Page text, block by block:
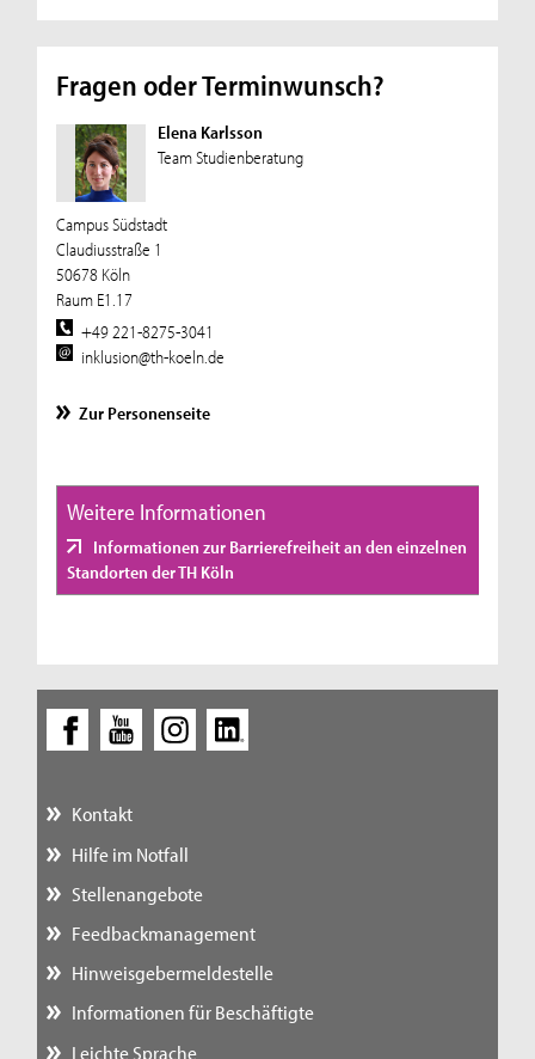
Fragen oder Terminwunsch?
Elena Karlsson
Team Studienberatung
Campus Südstadt
Claudiusstraße 1
50678 Köln
Raum E1.17
+49 221-8275-3041
inklusion@th-koeln.de
Zur Personenseite
Weitere Informationen
Informationen zur Barrierefreiheit an den einzelnen
Standorten der TH Köln
Kontakt
Hilfe im Notfall
Stellenangebote
Feedbackmanagement
Hinweisgebermeldestelle
Informationen für Beschäftigte
Leichte Sprache